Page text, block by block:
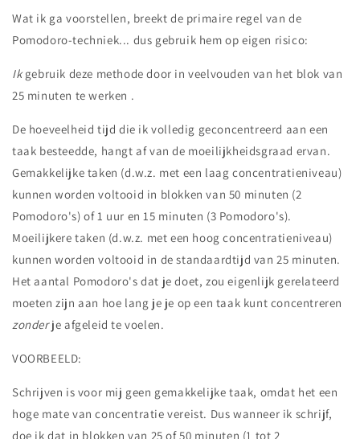
Wat ik ga voorstellen, breekt de primaire regel van de
Pomodoro-techniek... dus gebruik hem op eigen risico:
Ikgebruik deze methode door in veelvouden van het blok van
25 minuten te werken .
De hoeveelheid tijd die ik volledig geconcentreerd aan een
taak besteedde, hangt af van de moeilijkheidsgraad ervan.
Gemakkelijke taken (d.w.z. met een laag concentratieniveau)
kunnen worden voltooid in blokken van 50 minuten (2
Pomodoro's) of 1 uur en 15 minuten (3 Pomodoro's).
Moeilijkere taken (d.w.z. met een hoog concentratieniveau)
kunnen worden voltooid in de standaardtijd van 25 minuten.
Het aantal Pomodoro's dat je doet, zou eigenlijk gerelateerd
moeten zijn aan hoe lang je je op een taak kunt concentreren
zonderje afgeleid te voelen.
VOORBEELD:
Schrijven is voor mij geen gemakkelijke taak, omdat het een
hoge mate van concentratie vereist. Dus wanneer ik schrijf,
doe ik dat in blokken van 25 of 50 minuten (1 tot 2